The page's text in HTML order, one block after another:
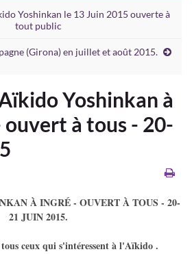
Yoshinkan le 13 Juin 2015 ouverte à
tout public
(Girona) en juillet et août 2015.
Yoshinkan à
ouvert à tous - 20-
À INGRÉ - OUVERT À TOUS - 20-
21 JUIN 2015.
tous ceux qui s'intéressent à l'Aïkido .